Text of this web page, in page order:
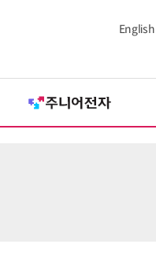
English